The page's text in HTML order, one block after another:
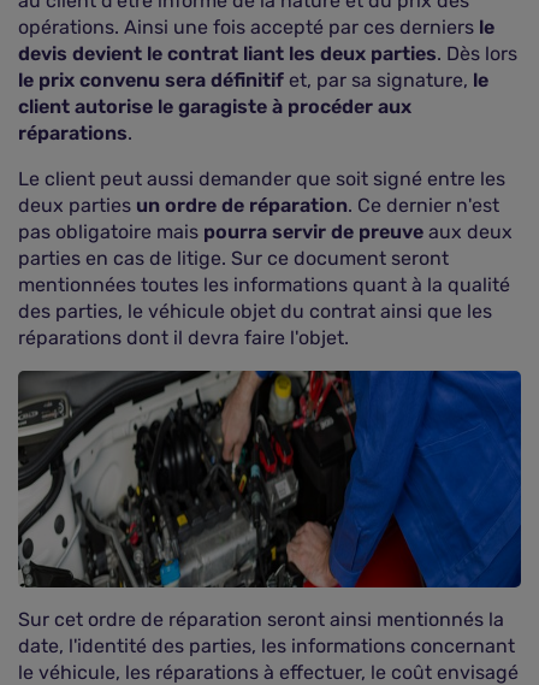
opérations. Ainsi une fois accepté par ces derniers le
devis devient le contrat liant les deux parties. Dès lors
le prix convenu sera définitif et, par sa signature, le
client autorise le garagiste à procéder aux
réparations.
Le client peut aussi demander que soit signé entre les
deux parties un ordre de réparation. Ce dernier n'est
pas obligatoire mais pourra servir de preuve aux deux
parties en cas de litige. Sur ce document seront
mentionnées toutes les informations quant à la qualité
des parties, le véhicule objet du contrat ainsi que les
réparations dont il devra faire l'objet.
Sur cet ordre de réparation seront ainsi mentionnés la
date, l'identité des parties, les informations concernant
le véhicule, les réparations à effectuer, le coût envisagé